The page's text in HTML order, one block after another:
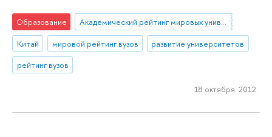
Образование
Академический рейтинг мировых университетов (ARWU)
Китай
мировой рейтинг вузов
развитие университетов
рейтинг вузов
18 октября 2012